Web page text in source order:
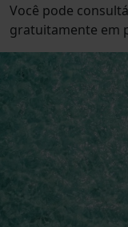
Você pode
gratuitamente em